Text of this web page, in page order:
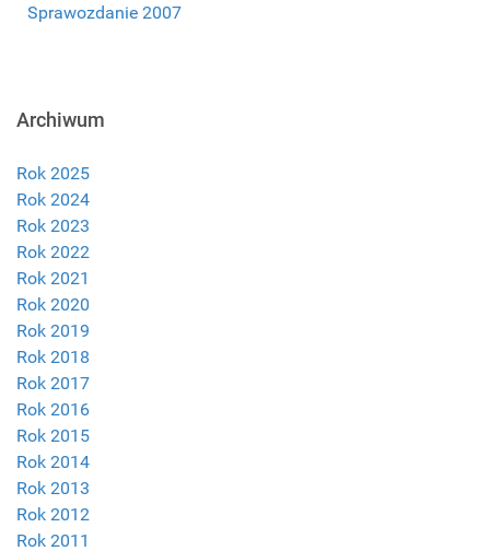
Sprawozdanie 2007
Archiwum
Rok 2025
Rok 2024
Rok 2023
Rok 2022
Rok 2021
Rok 2020
Rok 2019
Rok 2018
Rok 2017
Rok 2016
Rok 2015
Rok 2014
Rok 2013
Rok 2012
Rok 2011